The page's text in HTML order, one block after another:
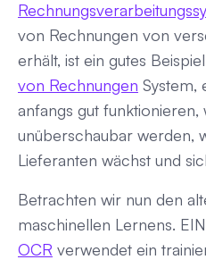
von Rechnungen von
erhält, ist ein gutes
von Rechnungen System,
anfangs gut funktionieren,
unüberschaubar werden,
Lieferanten wächst und
Betrachten wir nun den
maschinellen Lernens. EIN
OCR verwendet ein